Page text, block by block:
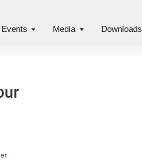
Events Media Downloads